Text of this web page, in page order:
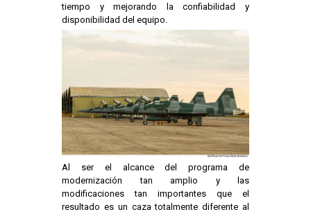
tiempo y mejorando la confiabilidad y
disponibilidad del equipo.
Al ser el alcance del programa de
modernización tan amplio y las
modificaciones tan importantes que el
resultado es un caza totalmente diferente al